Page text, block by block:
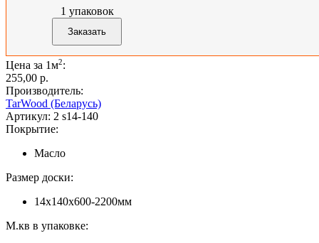
1 упаковок
Цена за 1м2:
255,00 p.
Производитель:
TarWood (Беларусь)
Артикул: 2 s14-140
Покрытие:
Масло
Размер доски:
14х140х600-2200мм
М.кв в упаковке: